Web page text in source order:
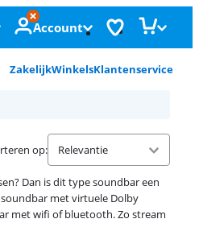
Account
ZakelijkWinkelsKlantenservice
op:
Dan is dit type soundbar een
met virtuele Dolby
met wifi of bluetooth. Zo stream